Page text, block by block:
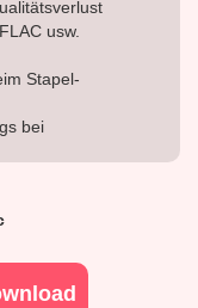
usw.
Stapel-
bei